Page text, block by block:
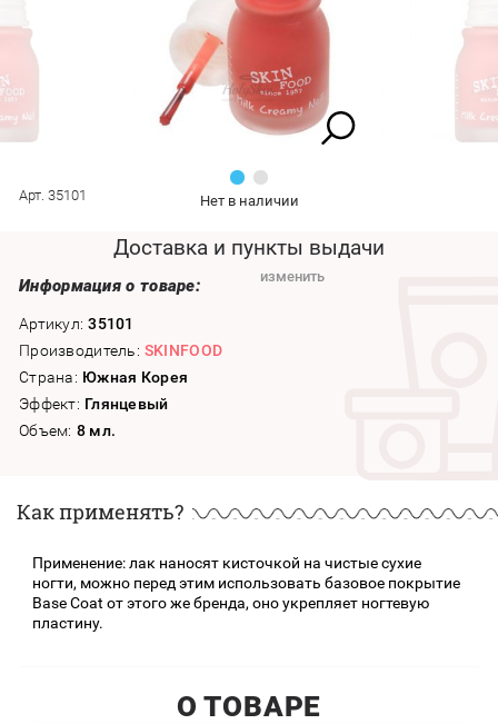
Нет в наличии
Арт. 35101
Доставка и пункты выдачи
изменить
Информация о товаре:
Артикул: 35101
Производитель: SKINFOOD
Страна: Южная Корея
Эффект: Глянцевый
Объем: 8 мл.
Как применять?
Применение: лак наносят кисточкой на чистые сухие
ногти, можно перед этим использовать базовое покрытие
Base Coat от этого же бренда, оно укрепляет ногтевую
пластину.
О ТОВАРЕ